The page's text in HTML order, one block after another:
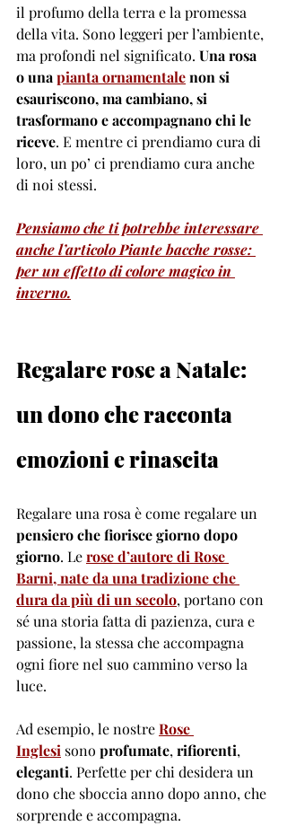
il profumo della terra e la promessa
della vita. Sono leggeri per l’ambiente,
ma profondi nel significato. Una rosa
o una pianta ornamentale non si
esauriscono, ma cambiano, si
trasformano e accompagnano chi le
riceve. E mentre ci prendiamo cura di
loro, un po’ ci prendiamo cura anche
di noi stessi.
Pensiamo che ti potrebbe interessare
anche l’articolo Piante bacche rosse:
per un effetto di colore magico in
inverno.
Regalare rose a Natale:
un dono che racconta
emozioni e rinascita
Regalare una rosa è come regalare un
pensiero che fiorisce giorno dopo
giorno. Lerose d’autore di Rose
Barni, nate da una tradizione che
dura da più di un secolo, portano con
sé una storia fatta di pazienza, cura e
passione, la stessa che accompagna
ogni fiore nel suo cammino verso la
luce.
Ad esempio, le nostre Rose
Inglesi sono profumate, rifiorenti,
eleganti. Perfette per chi desidera un
dono che sboccia anno dopo anno, che
sorprende e accompagna.